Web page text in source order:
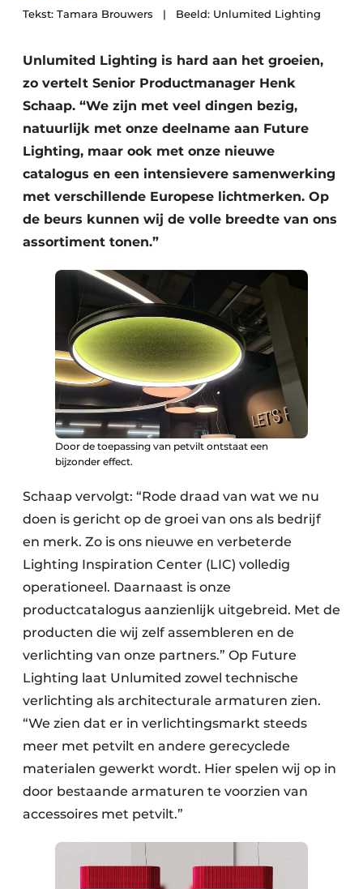
Tekst: Tamara Brouwers | Beeld: Unlumited Lighting
Unlumited Lighting is hard aan het groeien,
zo vertelt Senior Productmanager Henk
Schaap. “We zijn met veel dingen bezig,
natuurlijk met onze deelname aan Future
Lighting, maar ook met onze nieuwe
catalogus en een intensievere samenwerking
met verschillende Europese lichtmerken. Op
de beurs kunnen wij de volle breedte van ons
assortiment tonen.”
Door de toepassing van petvilt ontstaat een
bijzonder effect.
Schaap vervolgt: “Rode draad van wat we nu
doen is gericht op de groei van ons als bedrijf
en merk. Zo is ons nieuwe en verbeterde
Lighting Inspiration Center (LIC) volledig
operationeel. Daarnaast is onze
productcatalogus aanzienlijk uitgebreid. Met de
producten die wij zelf assembleren en de
verlichting van onze partners.” Op Future
Lighting laat Unlumited zowel technische
verlichting als architecturale armaturen zien.
“We zien dat er in verlichtingsmarkt steeds
meer met petvilt en andere gerecyclede
materialen gewerkt wordt. Hier spelen wij op in
door bestaande armaturen te voorzien van
accessoires met petvilt.”